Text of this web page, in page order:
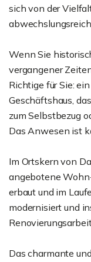
sich von der
Wenn Sie
vergangener
Richtige für Sie:
Geschäftshaus,
zum Selbstbezug
Das Anwesen ist
Im Ortskern von
angebotene
erbaut und im
modernisiert und
Das charmante